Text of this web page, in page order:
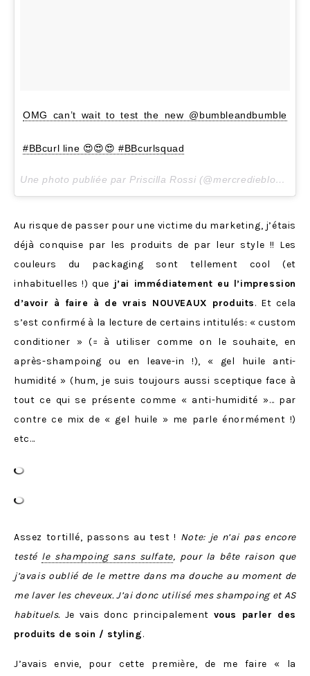
OMG can’t wait to test the new @bumbleandbumble
#BBcurl line 😍😍😍 #BBcurlsquad
Une photo publiée par Priscilla Rossi (@mercredieblog) le
Au risque de passer pour une victime du marketing, j’étais
déjà conquise par les produits de par leur style !! Les
couleurs du packaging sont tellement cool (et
inhabituelles !) que j’ai immédiatement eu l’impression
d’avoir à faire à de vrais NOUVEAUX produits. Et cela
s’est confirmé à la lecture de certains intitulés: « custom
conditioner » (= à utiliser comme on le souhaite, en
après-shampoing ou en leave-in !), « gel huile anti-
humidité » (hum, je suis toujours aussi sceptique face à
tout ce qui se présente comme « anti-humidité »… par
contre ce mix de « gel huile » me parle énormément !)
etc…
Assez tortillé, passons au test ! Note: je n’ai pas encore
testé le shampoing sans sulfate, pour la bête raison que
j’avais oublié de le mettre dans ma douche au moment de
me laver les cheveux. J’ai donc utilisé mes shampoing et AS
habituels. Je vais donc principalement vous parler des
produits de soin / styling.
J’avais envie, pour cette première, de me faire « la